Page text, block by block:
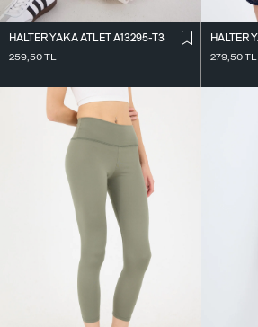
HALTER YAKA ATLET A13295-T3
259,50TL
279,50TL